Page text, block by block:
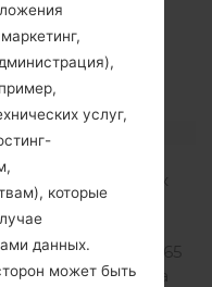
900/2100 MHz
EDGE, HSDPA,
(~52.9%
экрана к
x 480 пикселей (~165
пикселей на
услуг,
которые
данных.
может быть